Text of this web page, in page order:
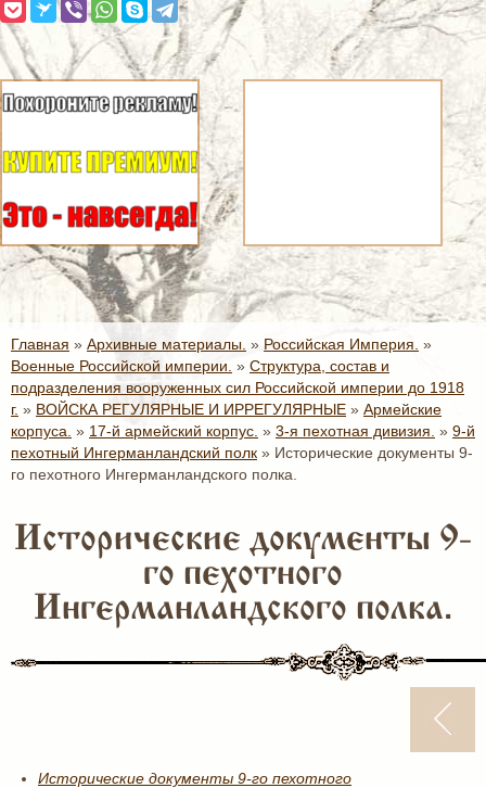
Главная » Архивные материалы. » Российская Империя. »
Военные Российской империи. » Структура, состав и
подразделения вооруженных сил Российской империи до 1918
г. » ВОЙСКА РЕГУЛЯРНЫЕ И ИРРЕГУЛЯРНЫЕ » Армейские
корпуса. » 17-й армейский корпус. » 3-я пехотная дивизия. » 9-й
пехотный Ингерманландский полк » Исторические документы 9-
го пехотного Ингерманландского полка.
Исторические документы 9-
го пехотного
Ингерманландского полка.
Исторические документы 9-го пехотного